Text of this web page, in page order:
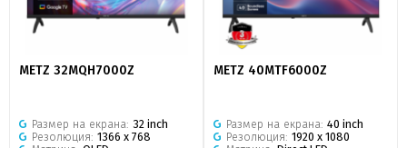
METZ 32MQH7000Z
Размер на екрана: 32 inch
Резолюция: 1366 x 768
METZ 40MTF6000Z
Размер на екрана: 40 inch
Резолюция: 1920 x 1080